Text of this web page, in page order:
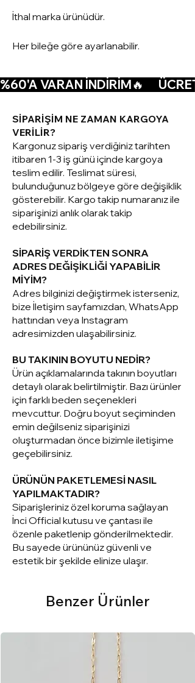
İthal marka ürünüdür.
Her bileğe göre ayarlanabilir.
%60'A VARAN İNDİRİM🔥
SİPARİŞİM NE ZAMAN KARGOYA
VERİLİR?
Kargonuz sipariş verdiğiniz tarihten
itibaren 1-3 iş günü içinde kargoya
teslim edilir. Teslimat süresi,
bulunduğunuz bölgeye göre değişiklik
gösterebilir. Kargo takip numaranız ile
siparişinizi anlık olarak takip
edebilirsiniz.
SİPARİŞ VERDİKTEN SONRA
ADRES DEĞİŞİKLİĞİ YAPABİLİR
MİYİM?
Adres bilginizi değiştirmek isterseniz,
bize İletişim sayfamızdan, WhatsApp
hattından veya Instagram
adresimizden ulaşabilirsiniz.
BU TAKININ BOYUTU NEDİR?
Ürün açıklamalarında takının boyutları
detaylı olarak belirtilmiştir. Bazı ürünler
için farklı beden seçenekleri
mevcuttur. Doğru boyut seçiminden
emin değilseniz siparişinizi
oluşturmadan önce bizimle iletişime
geçebilirsiniz.
ÜRÜNÜN PAKETLEMESİ NASIL
YAPILMAKTADIR?
Siparişleriniz özel koruma sağlayan
İnci Official kutusu ve çantası ile
özenle paketlenip gönderilmektedir.
Bu sayede ürününüz güvenli ve
estetik bir şekilde elinize ulaşır.
Benzer Ürünler